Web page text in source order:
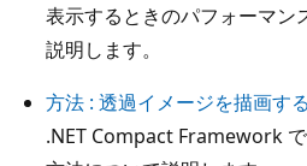
表示するときのパフォーマン
説明します。
方法 : 透過イメージを描画する
.NET Compact Framework